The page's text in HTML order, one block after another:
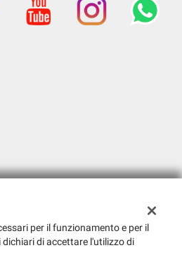
per il funzionamento e per il
di accettare l'utilizzo di